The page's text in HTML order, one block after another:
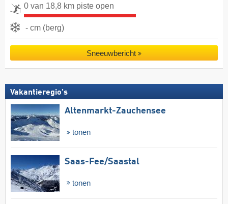
0 van 18,8 km piste open
- cm (berg)
Sneeuwbericht
Vakantieregio's
Altenmarkt-Zauchensee
tonen
Saas-Fee/​Saastal
tonen